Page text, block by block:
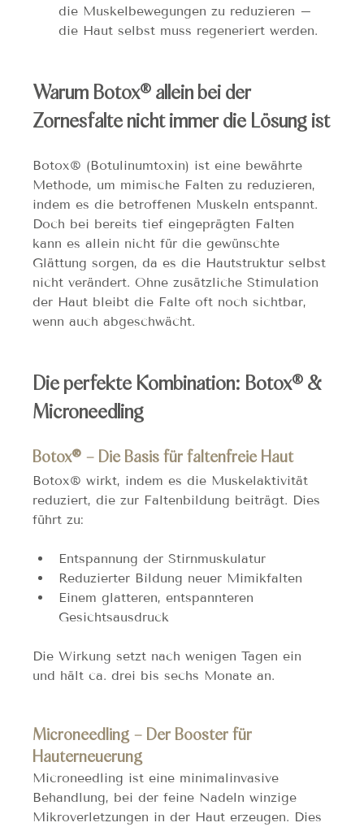
die Muskelbewegungen zu reduzieren –
die Haut selbst muss regeneriert werden.
Warum Botox® allein bei der
Zornesfalte nicht immer die Lösung ist
Botox® (Botulinumtoxin) ist eine bewährte
Methode, um mimische Falten zu reduzieren,
indem es die betroffenen Muskeln entspannt.
Doch bei bereits tief eingeprägten Falten
kann es allein nicht für die gewünschte
Glättung sorgen, da es die Hautstruktur selbst
nicht verändert. Ohne zusätzliche Stimulation
der Haut bleibt die Falte oft noch sichtbar,
wenn auch abgeschwächt.
Die perfekte Kombination: Botox® &
Microneedling
Botox® – Die Basis für faltenfreie Haut
Botox® wirkt, indem es die Muskelaktivität
reduziert, die zur Faltenbildung beiträgt. Dies
führt zu:
Entspannung der Stirnmuskulatur
Reduzierter Bildung neuer Mimikfalten
Einem glatteren, entspannteren
Gesichtsausdruck
Die Wirkung setzt nach wenigen Tagen ein
und hält ca. drei bis sechs Monate an.
Microneedling – Der Booster für
Hauterneuerung
Microneedling ist eine minimalinvasive
Behandlung, bei der feine Nadeln winzige
Mikroverletzungen in der Haut erzeugen. Dies